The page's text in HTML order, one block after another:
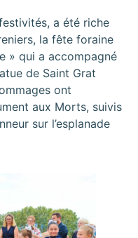
a été riche
la fête foraine
» qui a accompagné
de Saint Grat
ont
aux Morts, suivis
sur l’esplanade